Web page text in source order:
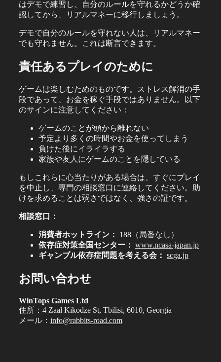
はデモで練習し、自分のルールを守れるかどうか確
認してから、リアルマネーに移行しましょう。
デモで自分のルールを守れない人は、リアルマネー
でも守れません。これは断言できます。
責任あるプレイのために
ゲームは楽しむためのものです。ストレス解消の手
段であって、お金を稼ぐ手段ではありません。以下
のサインに注意してください：
ゲームのことが頭から離れない
予定より多くの時間やお金を使ってしまう
負けた後にイライラする
家族や友人にゲームのことを隠している
もしこれらに心当たりがある場合は、すぐにプレイ
を中止し、専門の相談窓口に連絡してください。助
けを求めることは弱さではなく、強さの証です。
相談窓口：
消費者ホットライン：
188（局番なし）
依存症対策全国センター： www.ncasa-japan.jp
ギャンブル依存症問題を考える会： scga.jp
お問い合わせ
WinTops Games Ltd
住所：4 Zaal Kikodze St, Tbilisi, 6010, Georgia
メール： info@rabbits-road.com